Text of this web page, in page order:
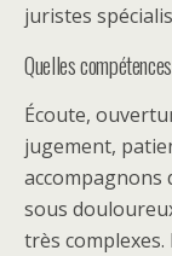
juristes
Quelles
Écoute,
jugement,
accompagnons
sous
très